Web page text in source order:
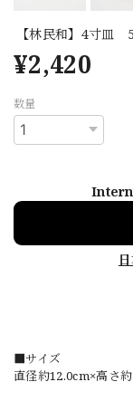
【林民和】4寸皿 5
¥2,420
数量
■サイズ
直径約12.0cm×高さ